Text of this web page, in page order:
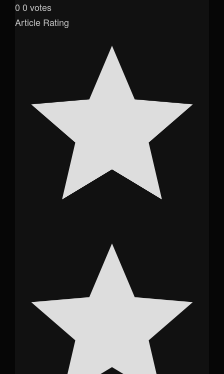
0 0 votes
Article Rating